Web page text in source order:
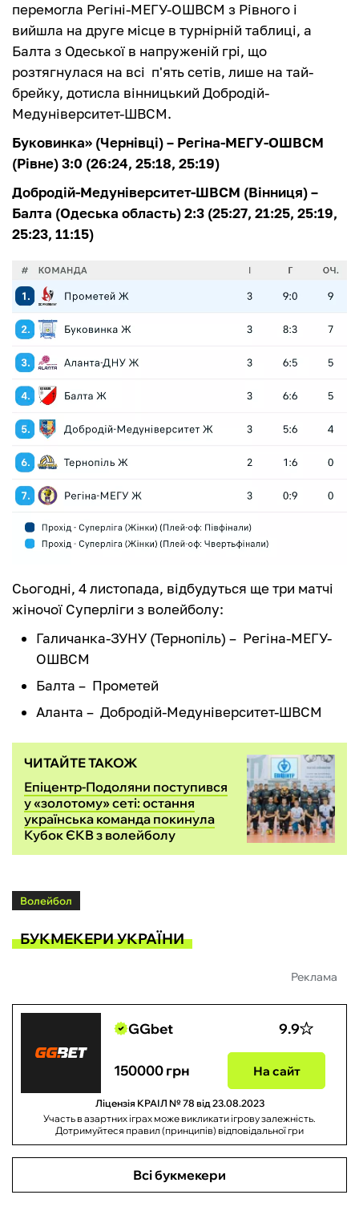
перемогла Регіні-МЕГУ-ОШВСМ з Рівного і
вийшла на друге місце в турнірній таблиці, а
Балта з Одеської в напруженій грі, що
розтягнулася на всі п'ять сетів, лише на тай-
брейку, дотисла вінницький Добродій-
Медуніверситет-ШВСМ.
Буковинка» (Чернівці) – Регіна-МЕГУ-ОШВСМ
(Рівне) 3:0 (26:24, 25:18, 25:19)
Добродій-Медуніверситет-ШВСМ (Вінниця) –
Балта (Одеська область) 2:3 (25:27, 21:25, 25:19,
25:23, 11:15)
Сьогодні, 4 листопада, відбудуться ще три матчі
жіночої Суперліги з волейболу:
Галичанка-ЗУНУ (Тернопіль) – Регіна-МЕГУ-
ОШВСМ
Балта – Прометей
Аланта – Добродій-Медуніверситет-ШВСМ
ЧИТАЙТЕ ТАКОЖ
Епіцентр-Подоляни поступився
у «золотому» сеті: остання
українська команда покинула
Кубок ЄКВ з волейболу
Волейбол
БУКМЕКЕРИ УКРАЇНИ
Реклама
GGbet 9.9
150000 грн На сайт
Ліцензія КРАІЛ № 78 від 23.08.2023
Участь в азартних іграх може викликати ігрову залежність.
Дотримуйтеся правил (принципів) відповідальної гри
Всі букмекери